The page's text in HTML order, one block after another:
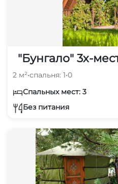
"Бунгало" 3х-
2 м²•спальня: 1•0
Спальных мест: 3
Без питания